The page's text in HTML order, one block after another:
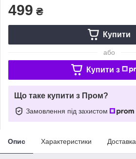
499 ₴
Купити
або
Купити з
Що таке купити з Пром?
Замовлення під захистом
Опис Характеристики Доставка